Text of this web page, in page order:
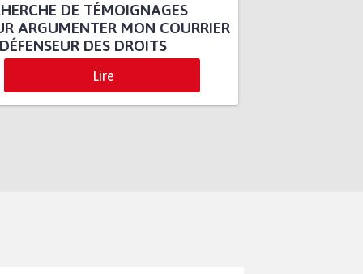
DE TÉMOIGNAGES
ARGUMENTER MON COURRIER
DES DROITS
Lire